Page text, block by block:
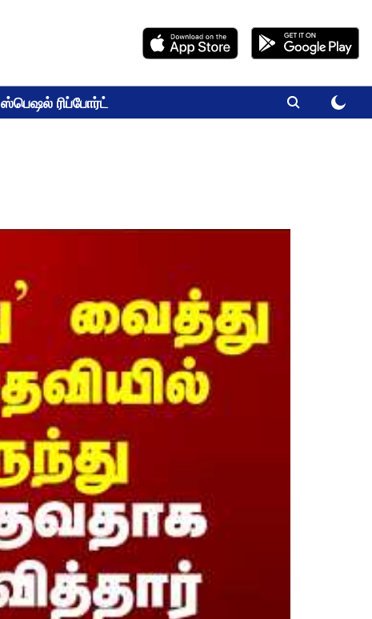
ஸ்பெஷல் ரிப்போர்ட்